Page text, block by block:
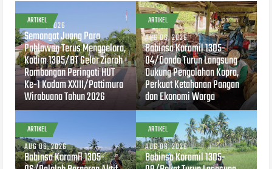
ARTIKEL
AUG 07, 2026
Semangat Juang Para
Pahlawan Terus Menggelora,
Kodim 1305/BT Gelar Ziarah
Rombongan Peringati HUT
Ke-1 Kodam XXIII/Pattimura
Wirabuana Tahun 2026
ARTIKEL
AUG 06, 2026
Babinsa Koramil 1305-
04/Dondo Turun Langsung
Dukung Pengolahan Kopra,
Perkuat Ketahanan Pangan
dan Ekonomi Warga
ARTIKEL
AUG 06, 2026
Babinsa Koramil 1305-
ARTIKEL
AUG 06, 2026
Babinsa Koramil 1305-